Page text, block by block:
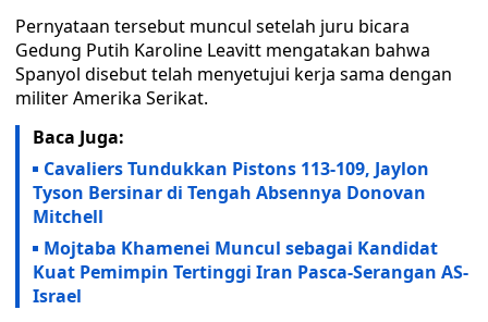
Pernyataan tersebut muncul setelah juru bicara
Gedung Putih Karoline Leavitt mengatakan bahwa
Spanyol disebut telah menyetujui kerja sama dengan
militer Amerika Serikat.
Baca Juga:
Cavaliers Tundukkan Pistons 113-109, Jaylon
Tyson Bersinar di Tengah Absennya Donovan
Mitchell
Mojtaba Khamenei Muncul sebagai Kandidat
Kuat Pemimpin Tertinggi Iran Pasca-Serangan AS-
Israel